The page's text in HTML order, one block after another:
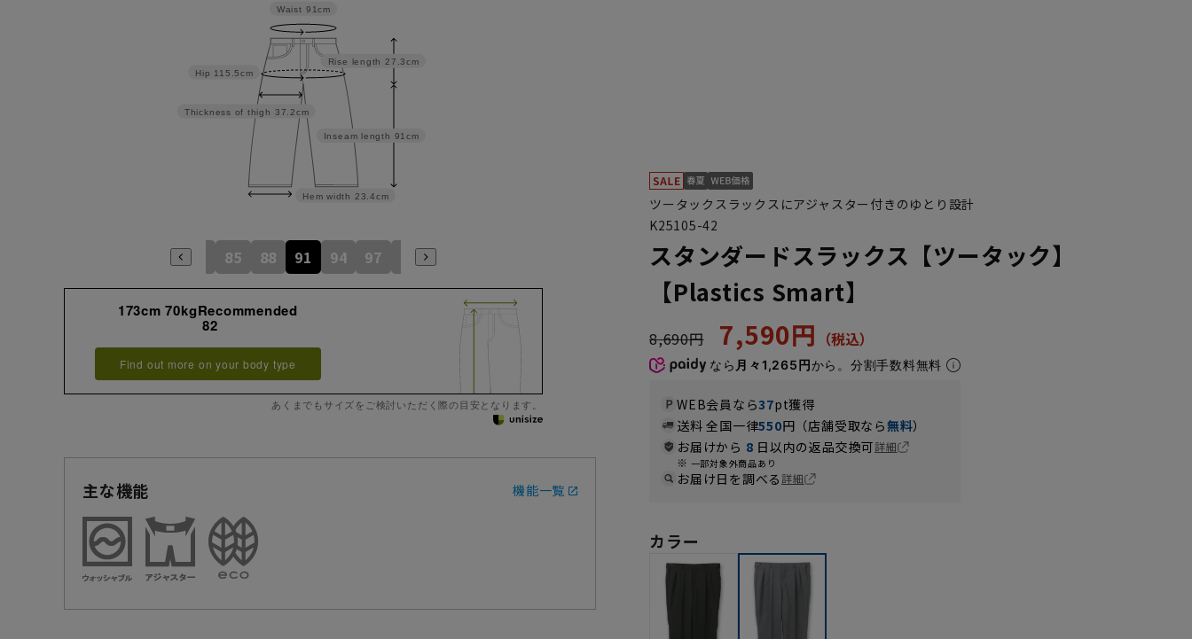
Inseam length 91cm
Rise length 27.3cm
Hem width 23.4cm
Thickness of thigh 37.2cm
Hip 115.5cm
Waist 91cm
79 82 85 88 91 94 97 100
173cm 70kgRecommended
82
Find out more on your body type
あくまでもサイズをご検討いただく際の目安となります。
主な機能 機能一覧
ツータックスラックスにアジャスター付きのゆとり設計
K25105-42
スタンダードスラックス【ツータック】
【Plastics Smart】
8,690円 7,590円
なら 月々1,265円から。分割手数料無料
WEB会員なら37pt獲得
送料 全国一律550円（店舗受取なら無料）
お届けから 8 日以内の返品交換可詳細
一部対象外商品あり
お届け日を調べる詳細
カラー